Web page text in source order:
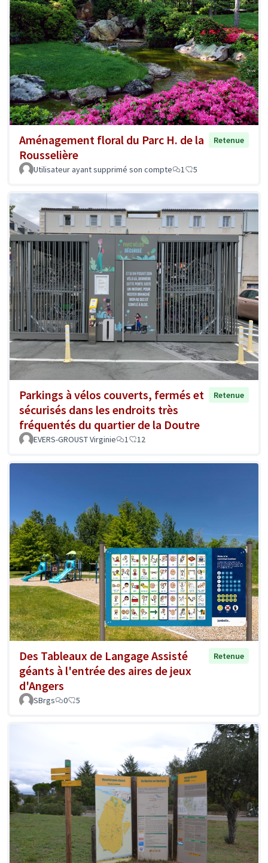
Aménagement floral du Parc H. de la
Rousselière
Retenue
Utilisateur ayant supprimé son compte 1 5
Parkings à vélos couverts, fermés et
sécurisés dans les endroits très
fréquentés du quartier de la Doutre
Retenue
EVERS-GROUST Virginie 1 12
Des Tableaux de Langage Assisté
géants à l'entrée des aires de jeux
d'Angers
Retenue
SBrgs 0 5